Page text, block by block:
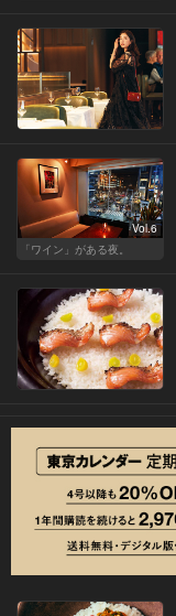
Vol.6
「ワイン」がある夜。